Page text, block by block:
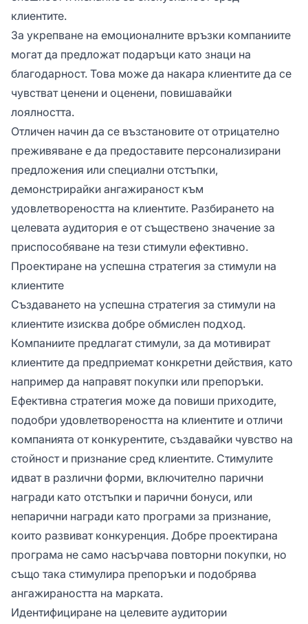
клиентите.
За укрепване на емоционалните връзки компаниите
могат да предложат подаръци като знаци на
благодарност. Това може да накара клиентите да се
чувстват ценени и оценени, повишавайки
лоялността.
Отличен начин да се възстановите от отрицателно
преживяване е да предоставите персонализирани
предложения или специални отстъпки,
демонстрирайки ангажираност към
удовлетвореността на клиентите. Разбирането на
целевата аудитория е от съществено значение за
приспособяване на тези стимули ефективно.
Проектиране на успешна стратегия за стимули на
клиентите
Създаването на успешна стратегия за стимули на
клиентите изисква добре обмислен подход.
Компаниите предлагат стимули, за да мотивират
клиентите да предприемат конкретни действия, като
например да направят покупки или препоръки.
Ефективна стратегия може да повиши приходите,
подобри удовлетвореността на клиентите и отличи
компанията от конкурентите, създавайки чувство на
стойност и признание сред клиентите. Стимулите
идват в различни форми, включително парични
награди като отстъпки и парични бонуси, или
непарични награди като програми за признание,
които развиват конкуренция. Добре проектирана
програма не само насърчава повторни покупки, но
също така стимулира препоръки и подобрява
ангажираността на марката.
Идентифициране на целевите аудитории